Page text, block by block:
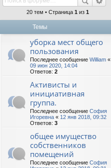
20 тем • Страница 1 из 1
Темы
уборка мест общего
пользования
Последнее сообщение William «
09 июн 2020, 14:04
Ответов: 2
Активисты и
инициативная
группа.
Последнее сообщение София
Игоревна « 12 янв 2018, 09:32
Ответов: 3
общее имущество
собственников
помещений
Последнее сообщение София